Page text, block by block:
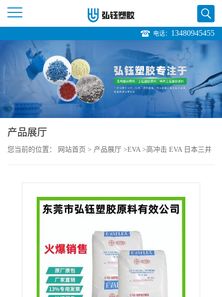
页
公
电话： 13480945455
产品展厅
您当前的位置： 网站首页 > 产品展厅 >EVA>高冲击 EVA 日本三井